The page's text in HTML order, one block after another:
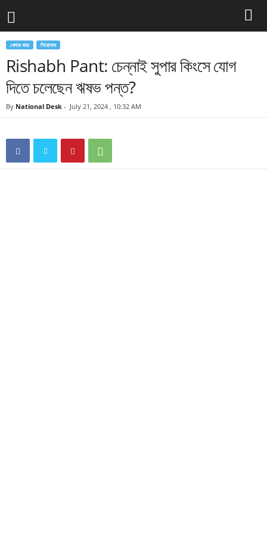
খেলার খবর শিরোনাম
Rishabh Pant: চেন্নাই সুপার কিংসে যোগ
দিতে চলেছেন ঋষভ পন্ত?
By National Desk - July 21, 2024 , 10:32 AM